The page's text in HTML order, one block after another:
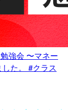
強会 〜マネー
た。 #クラス